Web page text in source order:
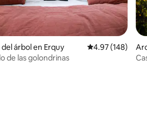
del árbol en Erquy Calificación
4.97 (148)
de las golondrinas
n